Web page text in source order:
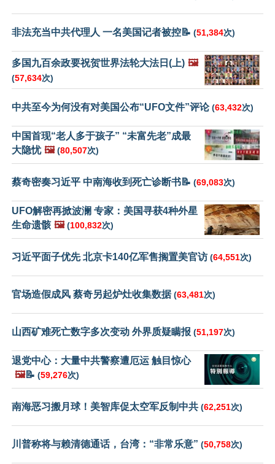
非法充当中共代理人 一名美国记者被控📝 (51,384次)
多国九百余政要祝贺世界法轮大法日(上) 🖼️
(57,634次)
中共至今为何没有对美国公布“UFO文件”评论(63,432次)
中国首现“老人多于孩子” “未富先老”成最
大隐忧 🖼️ (80,507次)
蔡奇密奏习近平 中南海收到死亡诊断书📝 (69,083次)
UFO解密再掀波澜 专家：美国寻获4种外星
生命遗骸 🖼️ (100,832次)
习近平面子优先 北京卡140亿军售搁置美官访(64,551次)
官场造假成风 蔡奇另起炉灶收集数据(63,481次)
山西矿难死亡数字多次变动 外界质疑瞒报 (51,197次)
退党中心：大量中共警察遭厄运 触目惊心
🖼️📝 (59,276次)
南海恶习搬月球！美智库促太空军反制中共 (62,251次)
川普称将与赖清德通话，台湾：“非常乐意” (50,758次)